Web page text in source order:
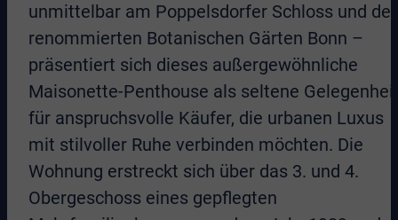
unmittelbar am Poppelsdorfer Schloss und
renommierten Botanischen Gärten Bonn –
präsentiert sich dieses außergewöhnliche
Maisonette-Penthouse als seltene
für anspruchsvolle Käufer, die urbanen Luxus
mit stilvoller Ruhe verbinden möchten. Die
Wohnung erstreckt sich über das 3. und 4.
Obergeschoss eines gepflegten